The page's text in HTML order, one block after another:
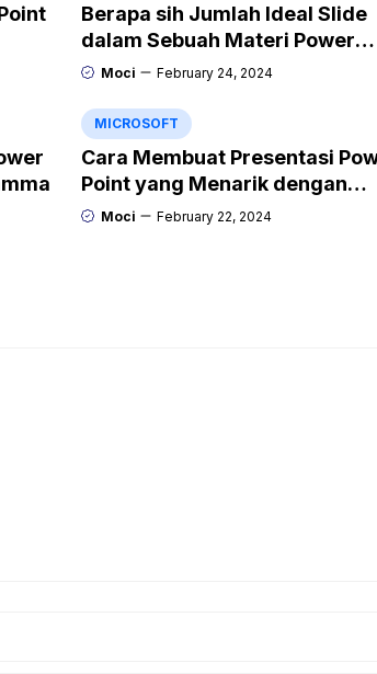
Berapa sih Jumlah Ideal Slide
dalam Sebuah Materi Power
Point?
Moci February 24, 2024
MICROSOFT
Cara Membuat Presentasi
Point yang Menarik dengan
Kroma.ai
Moci February 22, 2024